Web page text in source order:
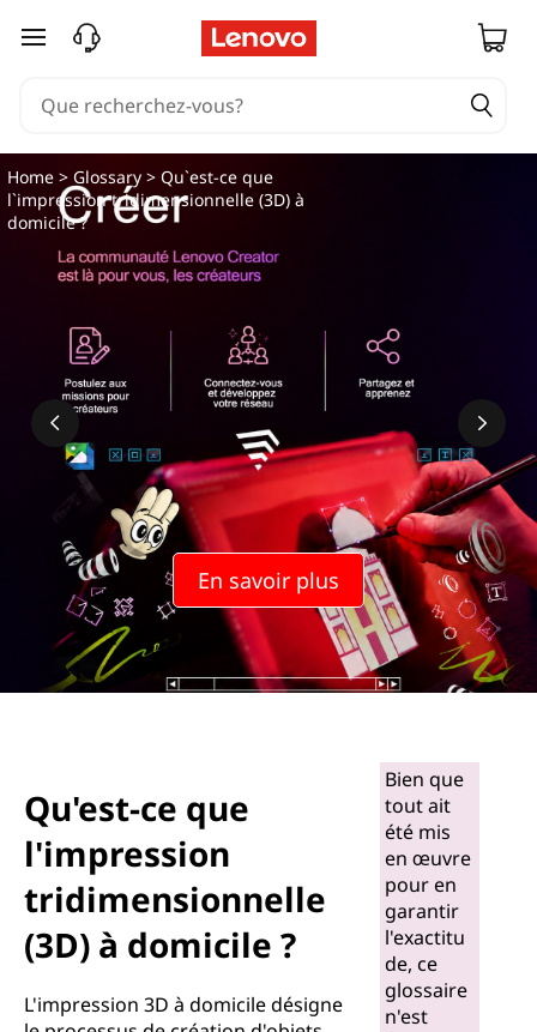
passer au contenu principal
En savoir plus
Home >Glossary > Qu`est-ce que
l`impression tridimensionnelle (3D) à
domicile ?
Qu'est-ce que
l'impression
tridimensionnelle
(3D) à domicile ?
L'impression 3D à domicile désigne
Bien que
tout ait
été mis
en œuvre
pour en
garantir
l'exactitu
de, ce
glossaire
n'est